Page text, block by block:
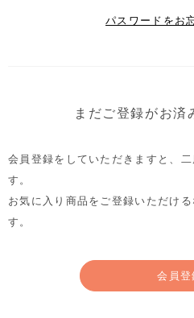
パスワードをお
まだご登録がお済
会員登録をしていただきますと、
す。
お気に入り商品をご登録いただけ
す。
会員登